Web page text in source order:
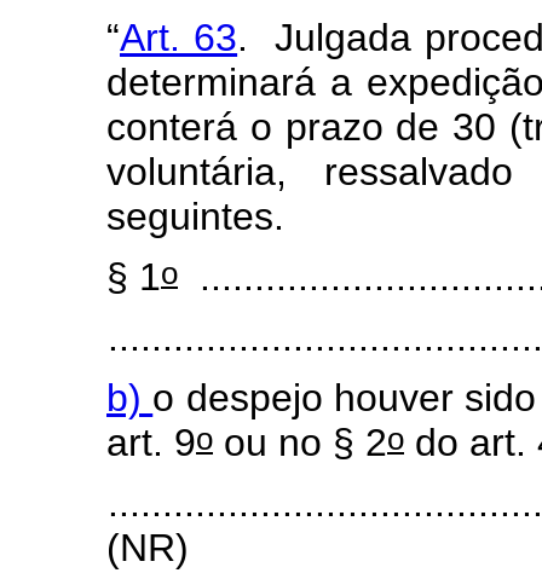
“Art. 63. Julgada
determinará a
conterá o prazo de 30
voluntária,
seguintes.
§ 1o
b) o despejo houver
art. 9o ou no § 2o do art.
(NR)